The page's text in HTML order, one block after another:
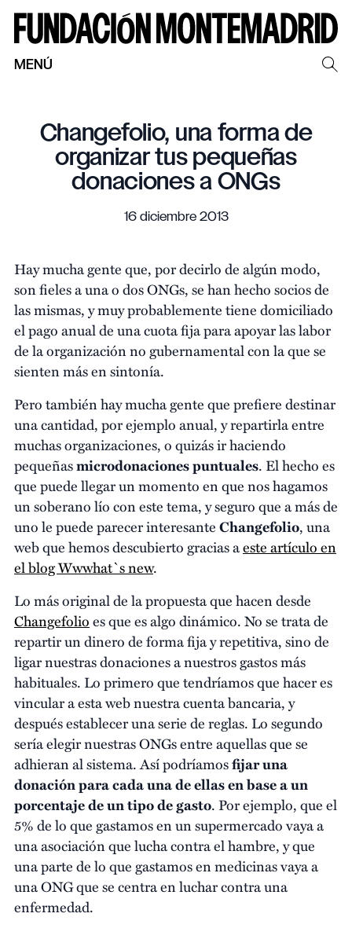
MENÚ
Changefolio, una forma de
organizar tus pequeñas
donaciones a ONGs
16 diciembre 2013
Hay mucha gente que, por decirlo de algún modo,
son fieles a una o dos ONGs, se han hecho socios de
las mismas, y muy probablemente tiene domiciliado
el pago anual de una cuota fija para apoyar las labor
de la organización no gubernamental con la que se
sienten más en sintonía.
Pero también hay mucha gente que prefiere destinar
una cantidad, por ejemplo anual, y repartirla entre
muchas organizaciones, o quizás ir haciendo
pequeñasmicrodonaciones puntuales. El hecho es
que puede llegar un momento en que nos hagamos
un soberano lío con este tema, y seguro que a más de
uno le puede parecer interesanteChangefolio, una
web que hemos descubierto gracias aeste artículo en
el blog Wwwhat`s new.
Lo más original de la propuesta que hacen desde
Changefolioes que es algo dinámico. No se trata de
repartir un dinero de forma fija y repetitiva, sino de
ligar nuestras donaciones a nuestros gastos más
habituales. Lo primero que tendríamos que hacer es
vincular a esta web nuestra cuenta bancaria, y
después establecer una serie de reglas. Lo segundo
sería elegir nuestras ONGs entre aquellas que se
adhieran al sistema. Así podríamosfijar una
donación para cada una de ellas en base a un
porcentaje de un tipo de gasto. Por ejemplo, que el
5% de lo que gastamos en un supermercado vaya a
una asociación que lucha contra el hambre, y que
una parte de lo que gastamos en medicinas vaya a
una ONG que se centra en luchar contra una
enfermedad.